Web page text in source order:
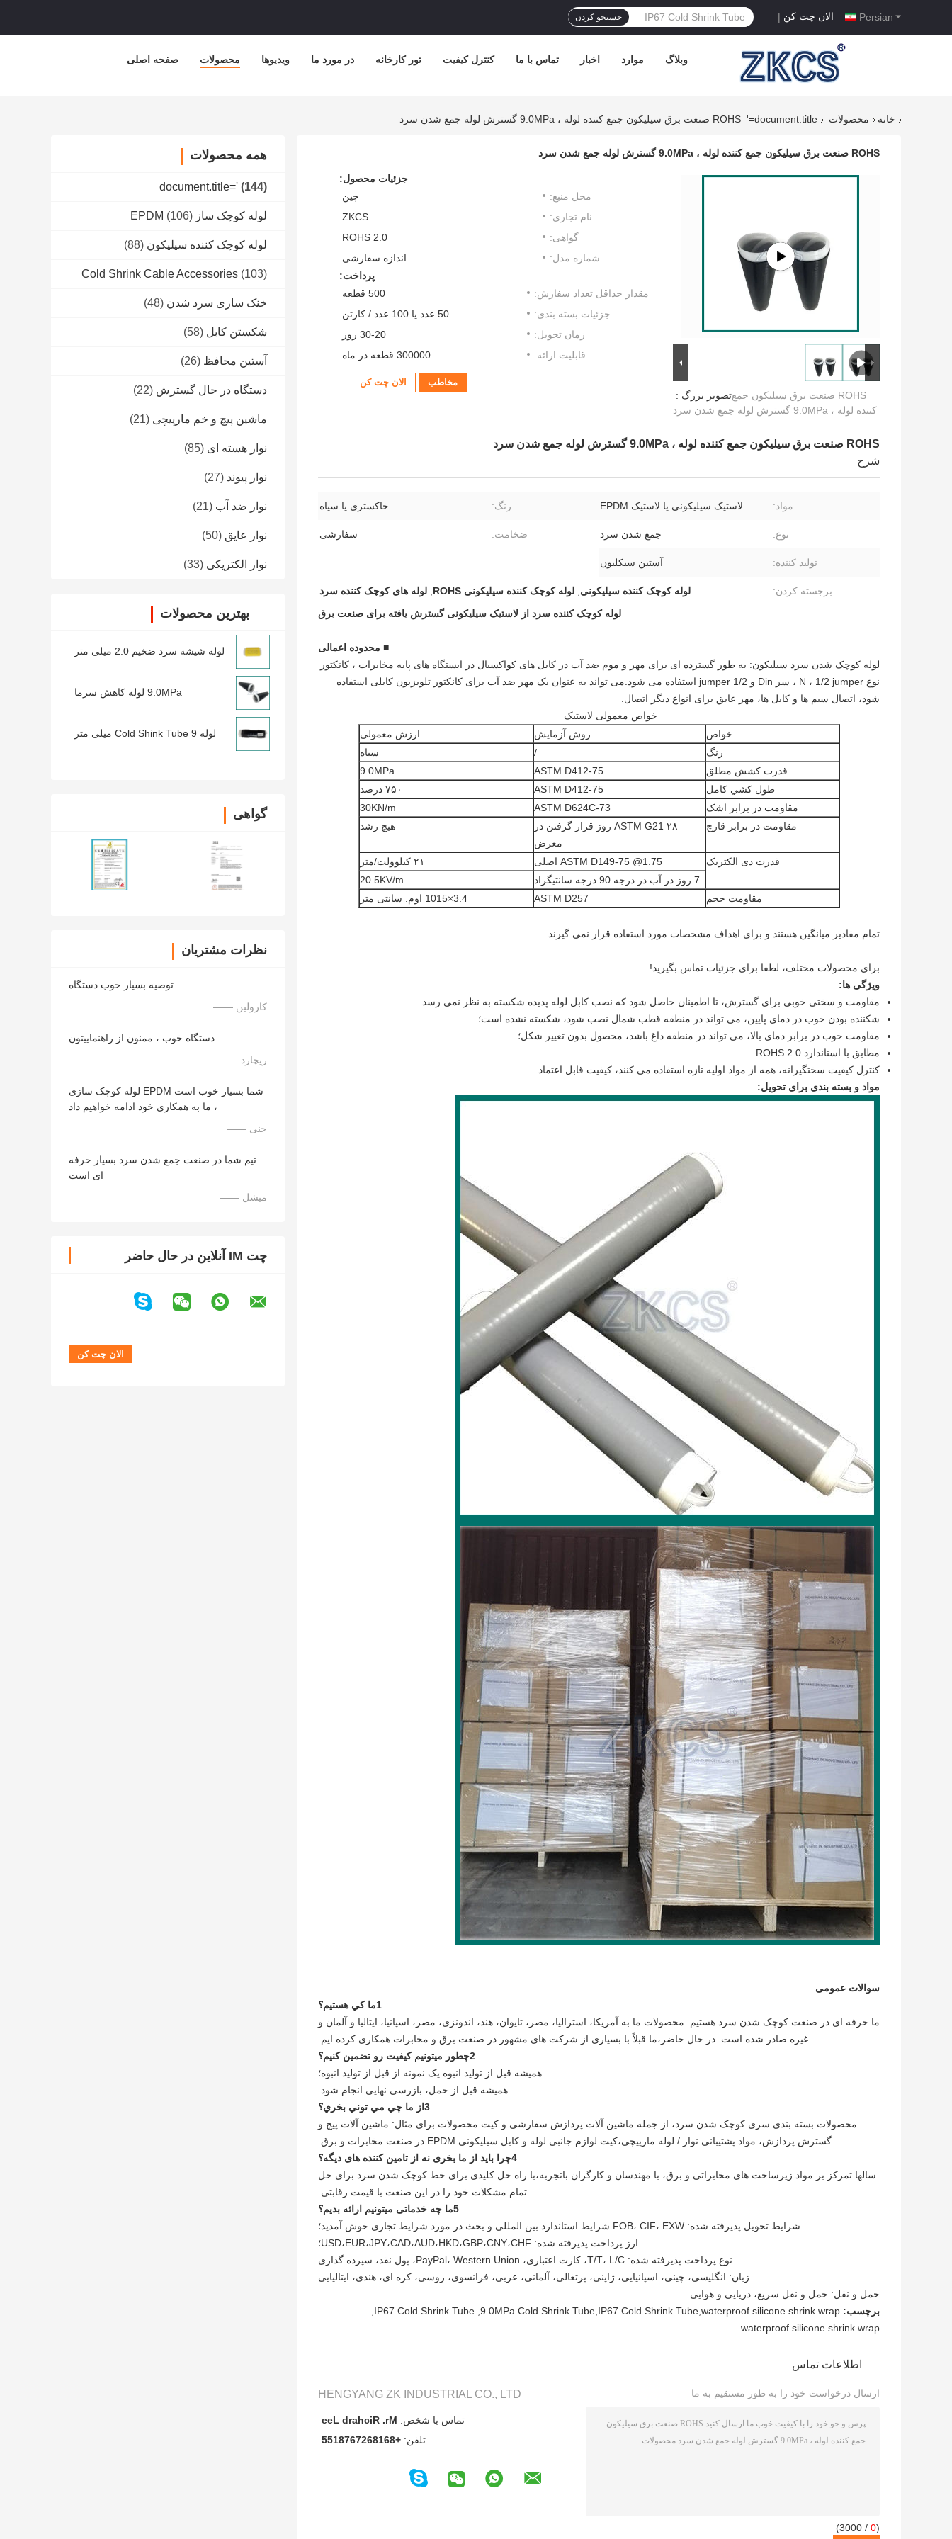
Persian الان چت کن | جستجو کردن
صفحه اصلی محصولات ویدیوها در مورد ما تور کارخانه کنترل کیفیت تماس با ما اخبار موارد وبلاگ
خانه محصولات document.title=' ROHS صنعت برق سیلیکون جمع کننده لوله ، 9.0MPa گسترش لوله جمع شدن سرد
همه محصولات
document.title=' (144)
لوله کوچک ساز EPDM (106)
لوله کوچک کننده سیلیکون (88)
Cold Shrink Cable Accessories (103)
خنک سازی سرد شدن (48)
شکستن کابل (58)
آستین محافظ (26)
دستگاه در حال گسترش (22)
ماشین پیچ و خم مارپیچی (21)
نوار هسته ای (85)
نوار پيوند (27)
نوار ضد آب (21)
نوار عایق (50)
نوار الکتریکی (33)
بهترین محصولات
لوله شیشه سرد ضخیم 2.0 میلی متر
9.0MPa لوله کاهش سرما
لوله Cold Shink Tube 9 میلی متر
گواهی
نظرات مشتریان
توصیه بسیار خوب دستگاه
—— کارولین
دستگاه خوب ، ممنون از راهنماییتون
—— ریچارد
لوله کوچک سازی EPDM شما بسیار خوب است
، ما به همکاری خود ادامه خواهیم داد
—— جنی
تیم شما در صنعت جمع شدن سرد بسیار حرفه
ای است
—— میشل
چت IM آنلاین در حال حاضر
ROHS صنعت برق سیلیکون جمع کننده لوله ، 9.0MPa گسترش لوله جمع شدن سرد
تصویر بزرگ :ROHS صنعت برق سیلیکون جمع
کننده لوله ، 9.0MPa گسترش لوله جمع شدن سرد
جزئیات محصول:
محل منبع:
چین
نام تجاری:
ZKCS
گواهی:
ROHS 2.0
شماره مدل:
اندازه سفارشی
پرداخت:
مقدار حداقل تعداد سفارش:
500 قطعه
جزئیات بسته بندی:
50 عدد یا 100 عدد / کارتن
زمان تحویل:
30-20 روز
قابلیت ارائه:
300000 قطعه در ماه
مخاطب الان چت کن
ROHS صنعت برق سیلیکون جمع کننده لوله ، 9.0MPa گسترش لوله جمع شدن سرد
شرح
مواد: لاستیک سیلیکونی یا لاستیک EPDM رنگ: خاکستری یا سیاه
نوع: جمع شدن سرد ضخامت: سفارشی
تولید کننده: آستین سیکلیون
برجسته کردن: لوله کوچک کننده سیلیکونی, لوله کوچک کننده سیلیکونی ROHS , لوله های کوچک کننده سرد
لوله کوچک کننده سرد از لاستیک سیلیکونی گسترش یافته برای صنعت برق
■ محدوده اعمالی
لوله کوچک شدن سرد سیلیکون: به طور گسترده ای برای مهر و موم ضد آب در کابل های کواکسیال در ایستگاه های پایه مخابرات ، کانکتور
نوع N ، 1/2 jumper ، سر Din و 1/2 jumper استفاده می شود.می تواند به عنوان یک مهر ضد آب برای کانکتور تلویزیون کابلی استفاده
شود، اتصال سیم ها و کابل ها، مهر عایق برای انواع دیگر اتصال.
خواص معمولی لاستیک
خواص
روش آزمایش
ارزش معمولی
رنگ
/
سیاه
قدرت کشش مطلق
ASTM D412-75
9.0MPa
طول کشي کامل
ASTM D412-75
۷۵۰ درصد
مقاومت در برابر اشک
ASTM D624C-73
30KN/m
مقاومت در برابر قارچ
ASTM G21 ۲۸ روز قرار گرفتن در
معرض
هیچ رشد
قدرت دی الکتریک ASTM D149-75 @1.75 اصلی
۲۱ کیلوولت/متر
7 روز در آب در درجه 90 درجه سانتیگراد
20.5KV/m
مقاومت حجم
ASTM D257 3.4×1015 اوم. سانتی متر
تمام مقادیر میانگین هستند و برای اهداف مشخصات مورد استفاده قرار نمی گیرند.
برای محصولات مختلف، لطفا برای جزئیات تماس بگیرید!
ویژگی ها:
مقاومت و سختی خوبی برای گسترش، تا اطمینان حاصل شود که نصب کابل لوله پدیده شکسته به نظر نمی رسد.
شکننده بودن خوب در دمای پایین، می تواند در منطقه قطب شمال نصب شود، شکسته نشده است؛
مقاومت خوب در برابر دمای بالا، می تواند در منطقه داغ باشد، محصول بدون تغییر شکل؛
مطابق با استاندارد ROHS 2.0.
کنترل کیفیت سختگیرانه، همه از مواد اولیه تازه استفاده می کنند، کیفیت قابل اعتماد
مواد و بسته بندی برای تحویل:
سوالات عمومی
1ما کي هستيم؟
ما حرفه ای در صنعت کوچک شدن سرد هستیم. محصولات ما به آمریکا، استرالیا، مصر، تایوان، هند، اندونزی، مصر، اسپانیا، ایتالیا و آلمان و
غیره صادر شده است. در حال حاضر،ما قبلاً با بسیاری از شرکت های مشهور در صنعت برق و مخابرات همکاری کرده ایم.
2چطور ميتونيم کيفيت رو تضمین کنيم؟
همیشه قبل از تولید انبوه یک نمونه از قبل از تولید انبوه؛
همیشه قبل از حمل، بازرسی نهایی انجام شود.
3از ما چي مي توني بخري؟
محصولات بسته بندی سری کوچک شدن سرد، از جمله ماشین آلات پردازش سفارشی و کیت محصولات برای مثال: ماشین آلات پیچ و
گسترش پردازش، مواد پشتیبانی نوار / لوله مارپیچی،کیت لوازم جانبی لوله و کابل سیلیکونی EPDM در صنعت مخابرات و برق.
4چرا باید از ما بخری نه از تامین کننده های دیگه؟
سالها تمرکز بر مواد زیرساخت های مخابراتی و برق، با مهندسان و کارگران باتجربه،با راه حل کلیدی برای خط کوچک شدن سرد برای حل
تمام مشکلات خود را در این صنعت با قیمت رقابتی.
5ما چه خدماتی میتونیم ارائه بدیم؟
شرایط تحویل پذیرفته شده: FOB، CIF، EXW شرایط استاندارد بین المللی و بحث در مورد شرایط تجاری خوش آمدید؛
ارز پرداخت پذیرفته شده: USD،EUR،JPY،CAD،AUD،HKD،GBP،CNY،CHF؛
نوع پرداخت پذیرفته شده: T/T، L/C، کارت اعتباری، PayPal، Western Union، پول نقد، سپرده گذاری
زبان: انگلیسی، چینی، اسپانیایی، ژاپنی، پرتغالی، آلمانی، عربی، فرانسوی، روسی، کره ای، هندی، ایتالیایی
حمل و نقل: حمل و نقل سریع، دریایی و هوایی.
برچسب: 9.0MPa Cold Shrink Tube,IP67 Cold Shrink Tube,waterproof silicone shrink wrap
,
IP67 Cold Shrink Tube
,
waterproof silicone shrink wrap
اطلاعات تماس
HENGYANG ZK INDUSTRIAL CO., LTD
تماس با شخص: Mr. Richard Lee
تلفن: +8618627678155
ارسال درخواست خود را به طور مستقیم به ما
(
0
/ 3000)